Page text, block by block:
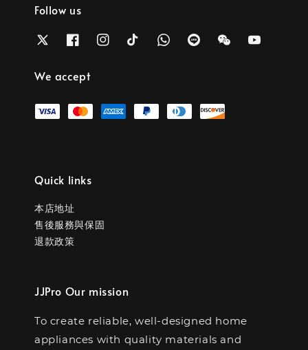
Follow us
We accept
Quick links
本店地址
售後服務與保固
退款政策
JJPro Our mission
To create reliable, well-designed home
appliances with quality materials and